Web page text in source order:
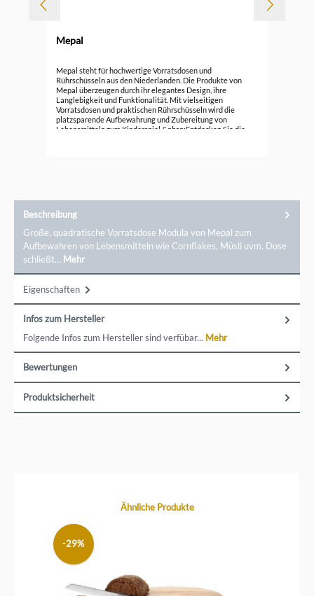
Mepal
Mepal steht für hochwertige Vorratsdosen und
Rührschüsseln aus den Niederlanden. Die Produkte von
Mepal überzeugen durch ihr elegantes Design, ihre
Langlebigkeit und Funktionalität. Mit vielseitigen
Vorratsdosen und praktischen Rührschüsseln wird die
platzsparende Aufbewahrung und Zubereitung von
Lebensmitteln zum Kinderspiel.&nbsp;Entdecken Sie die
Beschreibung
Große, quadratische Vorratsdose Modula von Mepal zum
Aufbewahren von Lebensmitteln wie Cornflakes, Müsli uvm. Dose
schließt… Mehr
Eigenschaften
Infos zum Hersteller
Folgende Infos zum Hersteller sind verfübar... Mehr
Bewertungen
Produktsicherheit
Produktgalerie überspringenÄhnliche Produkte
-29%